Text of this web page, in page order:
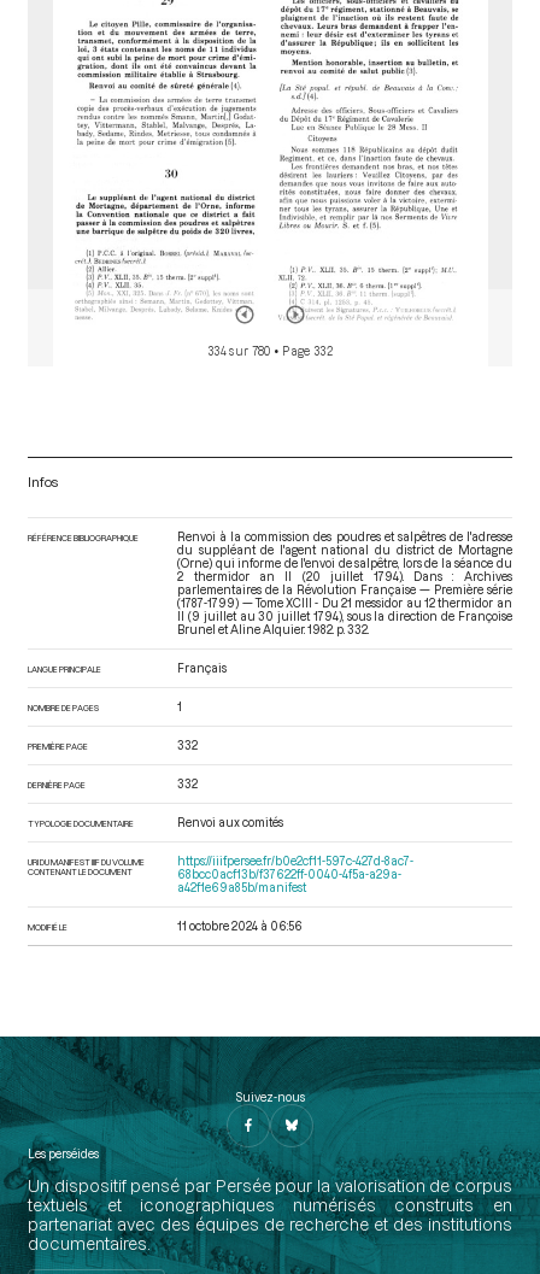
334 sur 780 • Page 332
Infos
RÉFÉRENCE BIBLIOGRAPHIQUE
Renvoi à la commission des poudres et salpêtres de l'adresse
du suppléant de l'agent national du district de Mortagne
(Orne) qui informe de l'envoi de salpêtre, lors de la séance du
2 thermidor an II (20 juillet 1794). Dans : Archives
parlementaires de la Révolution Française — Première série
(1787-1799) — Tome XCIII - Du 21 messidor au 12 thermidor an
II (9 juillet au 30 juillet 1794), sous la direction de Françoise
Brunel et Aline Alquier. 1982. p. 332.
LANGUE PRINCIPALE Français
NOMBRE DE PAGES 1
PREMIÈRE PAGE 332
DERNIÈRE PAGE 332
TYPOLOGIE DOCUMENTAIRE Renvoi aux comités
URI DU MANIFEST IIIF DU VOLUME
CONTENANT LE DOCUMENT
https://iiif.persee.fr/b0e2cf11-597c-427d-8ac7-
68bcc0acf13b/f37622ff-0040-4f5a-a29a-
a42f1e69a85b/manifest
MODIFIÉ LE 11 octobre 2024 à 06:56
Suivez-nous
Les perséides
Un dispositif pensé par Persée pour la valorisation de corpus
textuels et iconographiques numérisés construits en
partenariat avec des équipes de recherche et des institutions
documentaires.